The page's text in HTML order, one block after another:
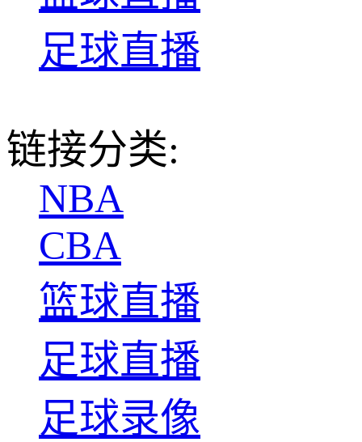
足球直播
链接分类:
NBA
CBA
篮球直播
足球直播
足球录像